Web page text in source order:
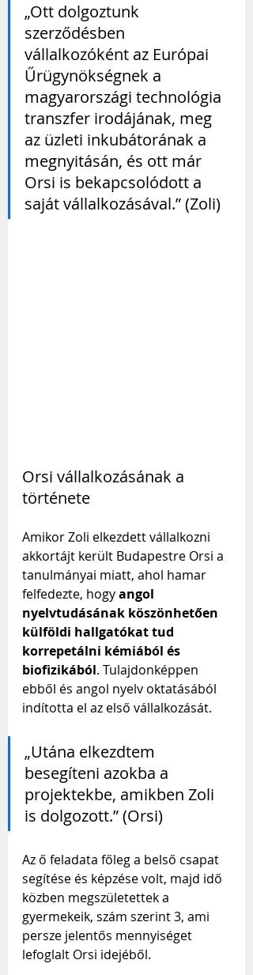
„Ott dolgoztunk
szerződésben
vállalkozóként az Európai
Űrügynökségnek a
magyarországi technológia
transzfer irodájának, meg
az üzleti inkubátorának a
megnyitásán, és ott már
Orsi is bekapcsolódott a
saját vállalkozásával.” (Zoli)
Orsi vállalkozásának a
története
Amikor Zoli elkezdett vállalkozni
akkortájt került Budapestre Orsi a
tanulmányai miatt, ahol hamar
felfedezte, hogy angol
nyelvtudásának köszönhetően
külföldi hallgatókat tud
korrepetálni kémiából és
biofizikából. Tulajdonképpen
ebből és angol nyelv oktatásából
indította el az első vállalkozását.
„Utána elkezdtem
besegíteni azokba a
projektekbe, amikben Zoli
is dolgozott.” (Orsi)
Az ő feladata főleg a belső csapat
segítése és képzése volt, majd idő
közben megszületettek a
gyermekeik, szám szerint 3, ami
persze jelentős mennyiséget
lefoglalt Orsi idejéből.